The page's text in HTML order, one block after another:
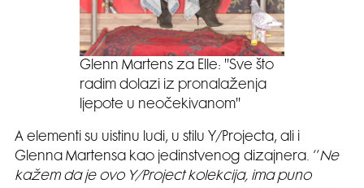
Glenn Martens za Elle: ''Sve što
radim dolazi iz pronalaženja
ljepote u neočekivanom''
A elementi su uistinu ludi, u stilu Y/Projecta, ali i
Glenna Martensa kao jedinstvenog dizajnera. ‘’Ne
kažem da je ovo Y/Project kolekcija, ima puno